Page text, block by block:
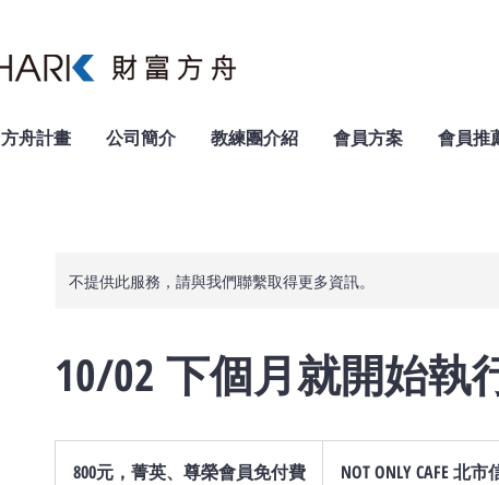
方舟計畫 公司簡介 教練團介紹 會員方案 會員推
不提供此服務，請與我們聯繫取得更多資訊。
10/02 下個月就開始執
800元，菁英、尊榮會員免付費 NOT ONLY CAFE 北